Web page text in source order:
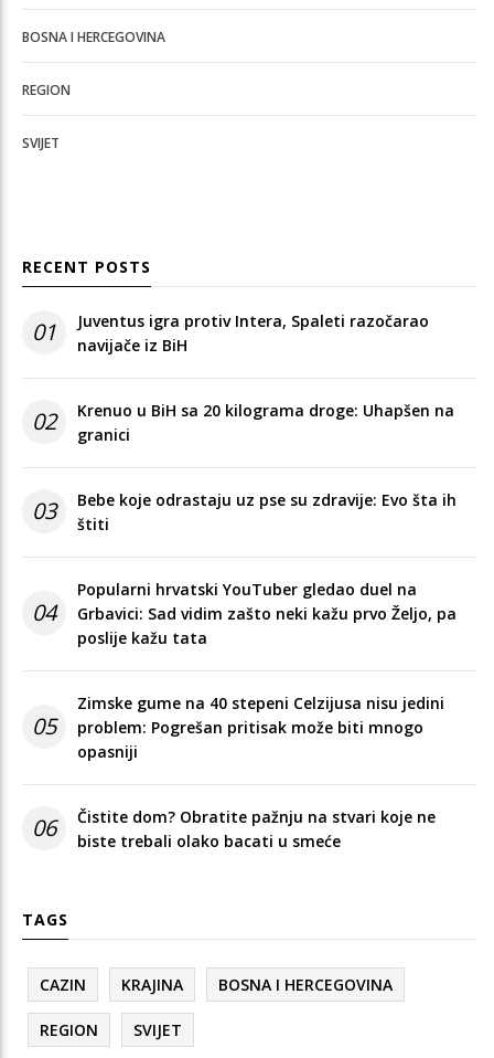
BOSNA I HERCEGOVINA
REGION
SVIJET
RECENT POSTS
01
Juventus igra protiv Intera, Spaleti razočarao
navijače iz BiH
02
Krenuo u BiH sa 20 kilograma droge: Uhapšen na
granici
03
Bebe koje odrastaju uz pse su zdravije: Evo šta ih
štiti
04
Popularni hrvatski YouTuber gledao duel na
Grbavici: Sad vidim zašto neki kažu prvo Željo, pa
poslije kažu tata
05
Zimske gume na 40 stepeni Celzijusa nisu jedini
problem: Pogrešan pritisak može biti mnogo
opasniji
06
Čistite dom? Obratite pažnju na stvari koje ne
biste trebali olako bacati u smeće
TAGS
CAZIN KRAJINA BOSNA I HERCEGOVINA
REGION SVIJET